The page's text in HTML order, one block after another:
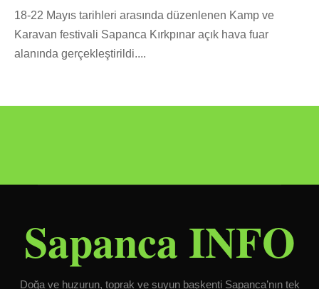
18-22 Mayıs tarihleri arasında düzenlenen Kamp ve
Karavan festivali Sapanca Kırkpınar açık hava fuar
alanında gerçekleştirildi....
Sapanca INFO
Doğa ve huzurun, toprak ve suyun başkenti Sapanca’nın tek